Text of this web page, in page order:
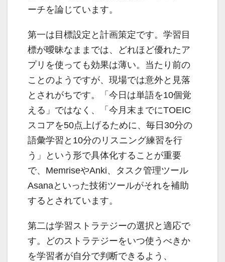
ーチを論じています。
第一は目標設定と計画策定です。学習目
標が曖昧なままでは、どれほど優れたア
プリを使っても効果は薄い。当たり前の
ことのようですが、現場では意外と見落
とされがちです。「今日は単語を10個覚
える」ではなく、「今月末までにTOEIC
スコアを50点上げるために、毎日30分の
語彙学習と10分のリスニング練習を行
う」という形で具体化することが重要
で、MemriseやAnki、タスク管理ツール
Asanaといった技術ツールがそれを補助
するとされています。
第二は学習ストラテジーの選択と適応で
す。どのストラテジーをいつ使うべきか
を学習者が自分で判断できるよう、